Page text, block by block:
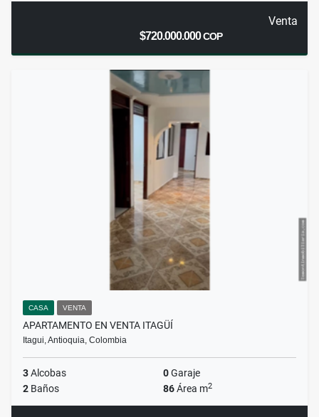
Venta
$720.000.000COP
CASA VENTA
APARTAMENTO EN VENTA ITAGÜÍ
Itagui, Antioquia, Colombia
3Alcobas 0Garaje
2 Baños 86Área m2